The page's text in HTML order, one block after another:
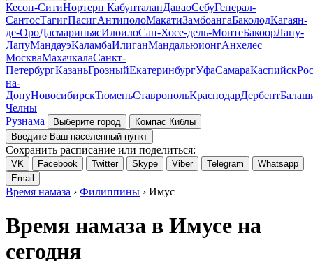
Кесон-СитиНортерн КабунталанДаваоСебуГенерал-
СантосТагигПасигАнтиполоМакатиЗамбоангаБаколодКагаян-
де-ОроДасмариньясИлоилоСан-Хосе-дель-МонтеБакоорЛапу-
ЛапуМандауэКаламбаИлиганМандальюионгАнхелес
МоскваМахачкалаСанкт-
ПетербургКазаньГрозныйЕкатеринбургУфаСамараКаспийск
на-
ДонуНовосибирскТюменьСтавропольКраснодарДербент
Челны
Рузнама
Выберите город
Компас Киблы
Введите Ваш населенный пункт
Сохранить расписание или поделиться:
VK Facebook Twitter Skype Viber Telegram
Whatsapp
Email
Время намаза › Филиппины › Имус
Время намаза в Имусе на
сегодня